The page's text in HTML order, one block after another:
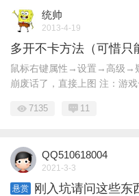
统帅
2013-4-19
多开不卡方法（可惜只
鼠标右键属性→设置→高级→
崩废话了，直接上图 注：游戏
7135 11
QQ510618004
2021-3-3
悬赏 刚入坑请问这些东